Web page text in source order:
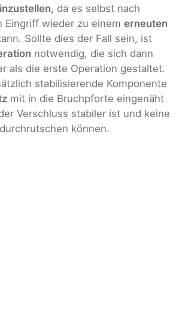
, da es selbst nach
Eingriff wieder zu einem erneuten
Sollte dies der Fall sein, ist
notwendig, die sich dann
als die erste Operation gestaltet.
stabilisierende Komponente
mit in die Bruchpforte eingenäht
Verschluss stabiler ist und keine
können.